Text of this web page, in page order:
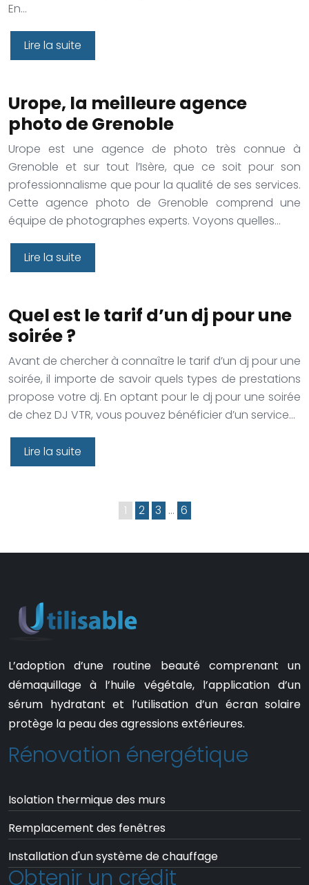
En…
Lire la suite
Urope, la meilleure agence
photo de Grenoble
Urope est une agence de photo très connue à
Grenoble et sur tout l’Isère, que ce soit pour son
professionnalisme que pour la qualité de ses services.
Cette agence photo de Grenoble comprend une
équipe de photographes experts. Voyons quelles…
Lire la suite
Quel est le tarif d’un dj pour une
soirée ?
Avant de chercher à connaître le tarif d’un dj pour une
soirée, il importe de savoir quels types de prestations
propose votre dj. En optant pour le dj pour une soirée
de chez DJ VTR, vous pouvez bénéficier d’un service…
Lire la suite
1 2 3 … 6
L’adoption d’une routine beauté comprenant un
démaquillage à l’huile végétale, l’application d’un
sérum hydratant et l’utilisation d’un écran solaire
protège la peau des agressions extérieures.
Rénovation énergétique
Isolation thermique des murs
Remplacement des fenêtres
Installation d'un système de chauffage
Obtenir un crédit